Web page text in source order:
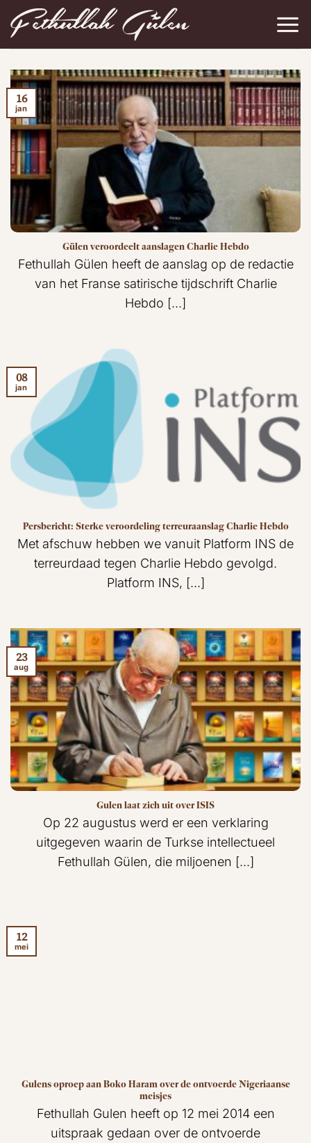
naar
inhoud
Gülen veroordeelt aanslagen Charlie Hebdo
Fethullah Gülen heeft de aanslag op de redactie
van het Franse satirische tijdschrift Charlie
Hebdo [...]
16
jan
Persbericht: Sterke veroordeling terreuraanslag Charlie Hebdo
Met afschuw hebben we vanuit Platform INS de
terreurdaad tegen Charlie Hebdo gevolgd.
Platform INS, [...]
08
jan
Gulen laat zich uit over ISIS
Op 22 augustus werd er een verklaring
uitgegeven waarin de Turkse intellectueel
Fethullah Gülen, die miljoenen [...]
23
aug
Gulens oproep aan Boko Haram over de ontvoerde Nigeriaanse
meisjes
Fethullah Gulen heeft op 12 mei 2014 een
uitspraak gedaan over de ontvoerde
12
mei